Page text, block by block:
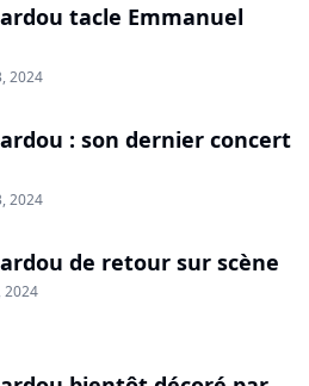
tacle Emmanuel
2024
: son dernier concert
2024
de retour sur scène
2024